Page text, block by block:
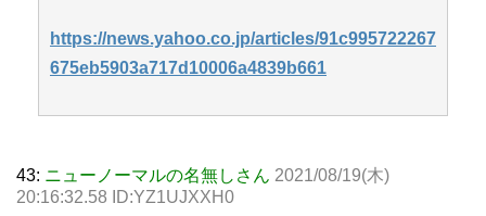
https://news.yahoo.co.jp/articles/91c995722267
675eb5903a717d10006a4839b661
43: ニューノーマルの名無しさん 2021/08/19(木)
20:16:32.58 ID:YZ1UJXXH0